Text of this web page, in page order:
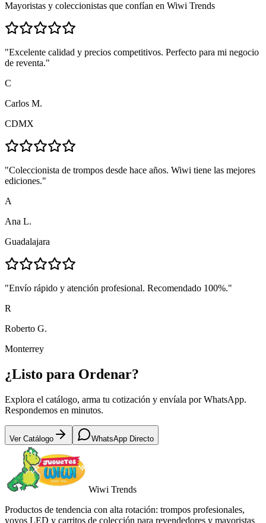
Mayoristas y coleccionistas que confían en Wiwi Trends
"Excelente calidad y precios competitivos. Perfecto para mi negocio
de reventa."
C
Carlos M.
CDMX
"Coleccionista de trompos desde hace años. Wiwi tiene las mejores
ediciones."
A
Ana L.
Guadalajara
"Envío rápido y atención profesional. Recomendado 100%."
R
Roberto G.
Monterrey
¿Listo para Ordenar?
Explora el catálogo, arma tu cotización y envíala por WhatsApp.
Respondemos en minutos.
Ver Catálogo WhatsApp Directo
Wiwi Trends
Productos de tendencia con alta rotación: trompos profesionales,
yoyos LED y carritos de colección para revendedores y mayoristas